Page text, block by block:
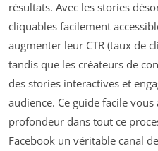
résultats. Avec les stories
cliquables facilement
augmenter leur CTR (taux de
tandis que les créateurs de
des stories interactives et
audience. Ce guide facile
profondeur dans tout ce
Facebook un véritable canal